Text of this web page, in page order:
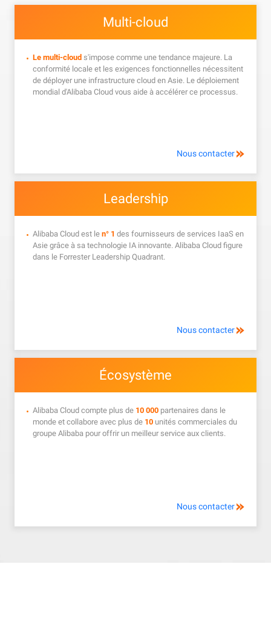
Multi-cloud
Le multi-cloud s'impose comme une tendance majeure. La
conformité locale et les exigences fonctionnelles nécessitent
de déployer une infrastructure cloud en Asie. Le déploiement
mondial d'Alibaba Cloud vous aide à accélérer ce processus.
Nous contacter
Leadership
Alibaba Cloud est le n° 1 des fournisseurs de services IaaS en
Asie grâce à sa technologie IA innovante. Alibaba Cloud figure
dans le Forrester Leadership Quadrant.
Nous contacter
Écosystème
Alibaba Cloud compte plus de 10 000 partenaires dans le
monde et collabore avec plus de 10 unités commerciales du
groupe Alibaba pour offrir un meilleur service aux clients.
Nous contacter